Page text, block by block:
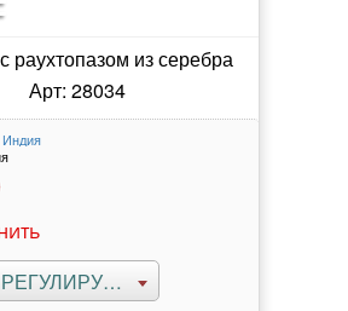
раухтопазом из серебра
Арт: 28034
Индия
РЕГУЛИРУЕМЫЙ